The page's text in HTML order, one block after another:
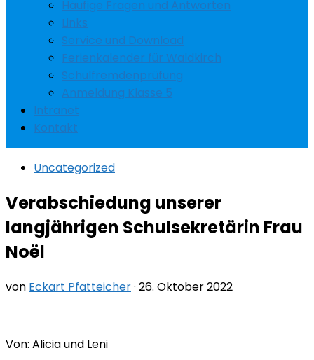
Häufige Fragen und Antworten
Links
Service und Download
Ferienkalender für Waldkirch
Schulfremdenprüfung
Anmeldung Klasse 5
Intranet
Kontakt
Uncategorized
Verabschiedung unserer
langjährigen Schulsekretärin Frau
Noël
von Eckart Pfatteicher· 26. Oktober 2022
Von: Alicia und Leni